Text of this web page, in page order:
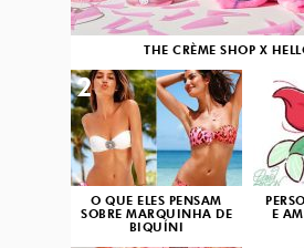
THE CRÈME SHOP X
O QUE ELES PENSAM
SOBRE MARQUINHA DE
BIQUÍNI
2
E
3